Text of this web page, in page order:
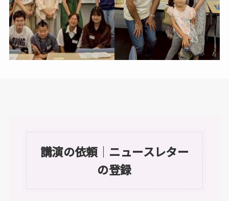
講演の依頼｜ ニュースレター
の登録